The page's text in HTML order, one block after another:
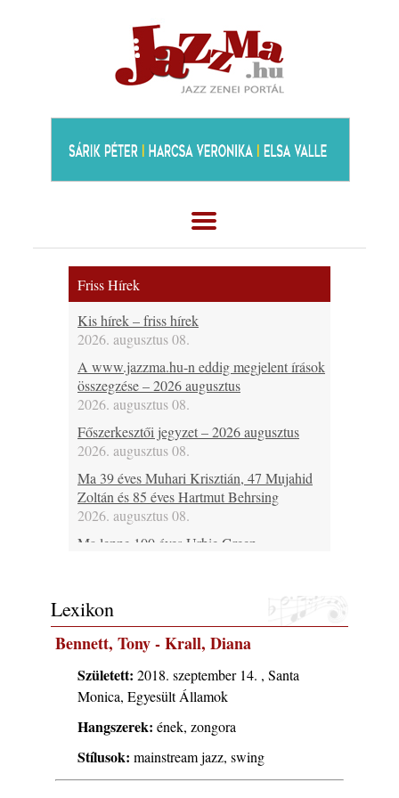
Friss Hírek
Kis hírek – friss hírek
2026. augusztus 08.
A www.jazzma.hu-n eddig megjelent írások
összegzése – 2026 augusztus
2026. augusztus 08.
Főszerkesztői jegyzet – 2026 augusztus
2026. augusztus 08.
Ma 39 éves Muhari Krisztián, 47 Mujahid
Zoltán és 85 éves Hartmut Behrsing
2026. augusztus 08.
Ma lenne 100 éves Urbie Green
2026. augusztus 08.
Ez lesz idén a Balaton legkedvesebb
eseménye: augusztus közepén érkezik a
Malomvölgy Fesztivál!
2026. augusztus 08.
2026-os jazzfesztiválok, amelyekről én is
tudok… 19. rész: XXXI. Szoboszlói
Dixieland Napok (Hajdúszoboszló – 2026.
augusztus 21-22-23.)
Lexikon
Bennett, Tony - Krall, Diana
Született: 2018. szeptember 14. , Santa
Monica, Egyesült Államok
Hangszerek: ének, zongora
Stílusok: mainstream jazz, swing